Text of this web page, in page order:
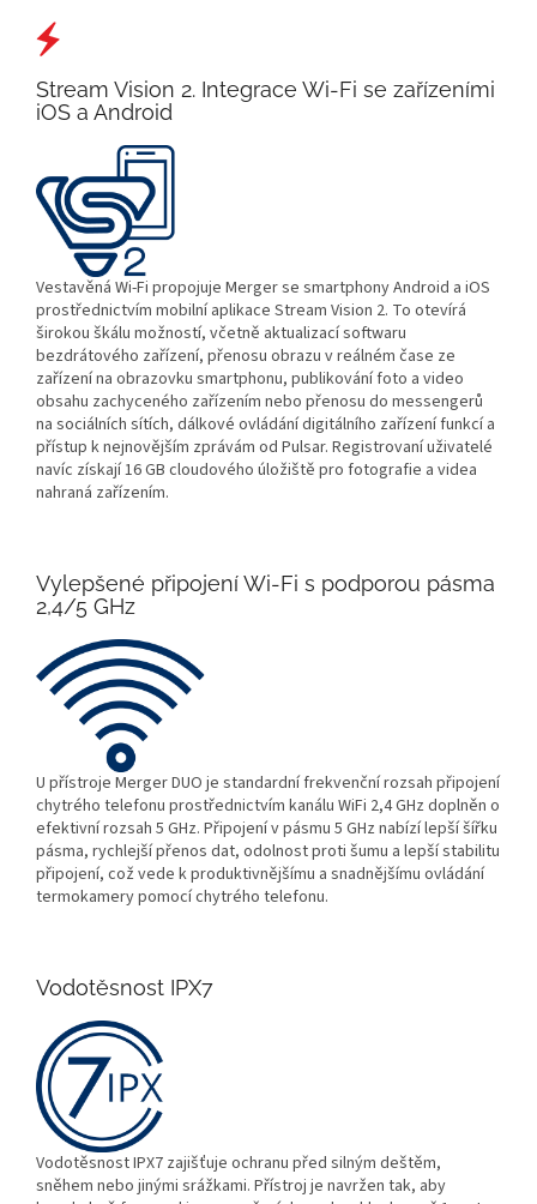
Stream Vision 2. Integrace Wi-Fi se zařízeními
iOS a Android
Vestavěná Wi-Fi propojuje Merger se smartphony Android a iOS
prostřednictvím mobilní aplikace Stream Vision 2. To otevírá
širokou škálu možností, včetně aktualizací softwaru
bezdrátového zařízení, přenosu obrazu v reálném čase ze
zařízení na obrazovku smartphonu, publikování foto a video
obsahu zachyceného zařízením nebo přenosu do messengerů
na sociálních sítích, dálkové ovládání digitálního zařízení funkcí a
přístup k nejnovějším zprávám od Pulsar. Registrovaní uživatelé
navíc získají 16 GB cloudového úložiště pro fotografie a videa
nahraná zařízením.
Vylepšené připojení Wi-Fi s podporou pásma
2,4/5 GHz
U přístroje Merger DUO je standardní frekvenční rozsah připojení
chytrého telefonu prostřednictvím kanálu WiFi 2,4 GHz doplněn o
efektivní rozsah 5 GHz. Připojení v pásmu 5 GHz nabízí lepší šířku
pásma, rychlejší přenos dat, odolnost proti šumu a lepší stabilitu
připojení, což vede k produktivnějšímu a snadnějšímu ovládání
termokamery pomocí chytrého telefonu.
Vodotěsnost IPX7
Vodotěsnost IPX7 zajišťuje ochranu před silným deštěm,
sněhem nebo jinými srážkami. Přístroj je navržen tak, aby